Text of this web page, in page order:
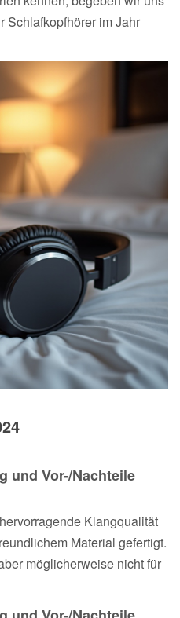
Schlafkopfhörer im Jahr
und Vor-/Nachteile
Klangqualität
Material gefertigt.
möglicherweise nicht für